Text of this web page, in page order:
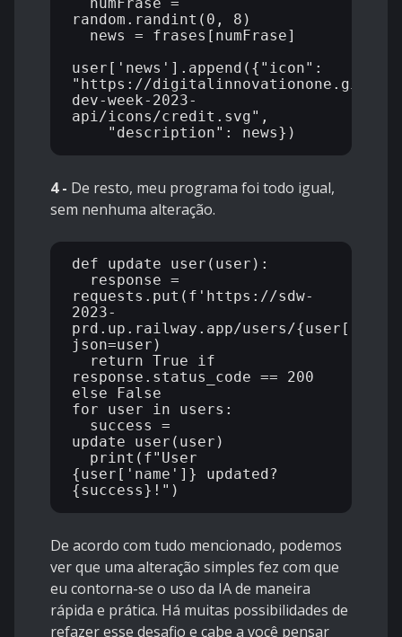
random.randint(0, 8)
user['news'].append({"icon":
"https://
dev-week-2023-
api/icons/credit.svg",
4 - De resto, meu programa foi todo igual,
sem nenhuma alteração.
def update_user(user):
requests.put(f'https://sdw-
2023-
prd.up.railway.app/users/
json=user)
response.status_code == 200
else False
for user in users:
update_user(user)
{user['name']} updated?
De acordo com tudo mencionado, podemos
ver que uma alteração simples fez com que
eu contorna-se o uso da IA de maneira
rápida e prática. Há muitas possibilidades de
refazer esse desafio e cabe a você pensar